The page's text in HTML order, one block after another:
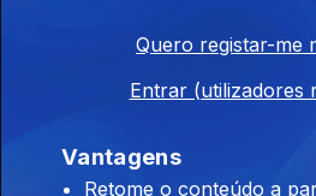
Quero registar-me
Entrar (utilizadores
Vantagens
Retome o conteúdo a